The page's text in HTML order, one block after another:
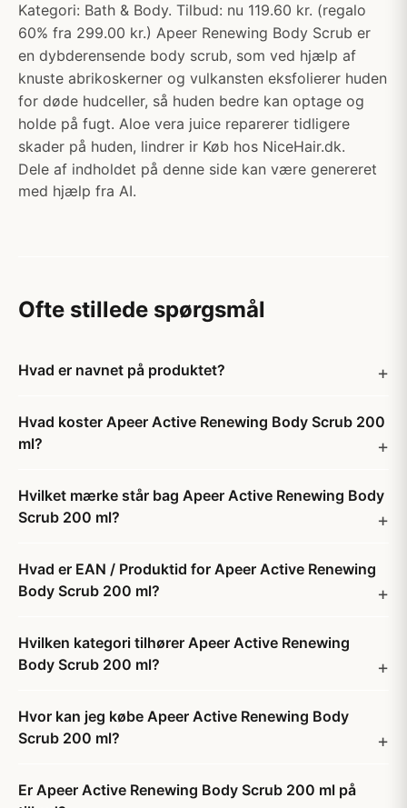
Kategori: Bath & Body. Tilbud: nu 119.60 kr. (regalo
60% fra 299.00 kr.) Apeer Renewing Body Scrub er
en dybderensende body scrub, som ved hjælp af
knuste abrikoskerner og vulkansten eksfolierer huden
for døde hudceller, så huden bedre kan optage og
holde på fugt. Aloe vera juice reparerer tidligere
skader på huden, lindrer ir Køb hos NiceHair.dk.
Dele af indholdet på denne side kan være genereret
med hjælp fra AI.
Ofte stillede spørgsmål
Hvad er navnet på produktet?
Hvad koster Apeer Active Renewing Body Scrub 200
ml?
Hvilket mærke står bag Apeer Active Renewing Body
Scrub 200 ml?
Hvad er EAN / Produktid for Apeer Active Renewing
Body Scrub 200 ml?
Hvilken kategori tilhører Apeer Active Renewing
Body Scrub 200 ml?
Hvor kan jeg købe Apeer Active Renewing Body
Scrub 200 ml?
Er Apeer Active Renewing Body Scrub 200 ml på